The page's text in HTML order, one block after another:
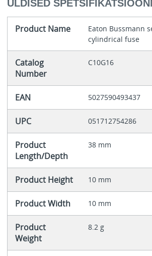
ÜLDISED
Product Name
Eaton Bussmann
cylindrical fuse
Catalog
Number
C10G16
EAN 5027590493437
UPC 051712754286
Product
Length/Depth
38 mm
Product Height 10 mm
Product Width 10 mm
Product
Weight
8.2 g